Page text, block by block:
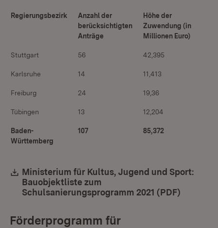
Regierungsbezirk
Anzahl der
berücksichtigten
Anträge
Höhe der
Zuwendung (in
Millionen Euro)
Stuttgart 56 42,395
Karlsruhe 14 11,413
Freiburg 24 19,36
Tübingen 13 12,204
Baden-
Württemberg
107 85,372
Download:
Ministerium für Kultus, Jugend und Sport:
Bauobjektliste zum
Schulsanierungsprogramm 2021 (PDF)
Förderprogramm für